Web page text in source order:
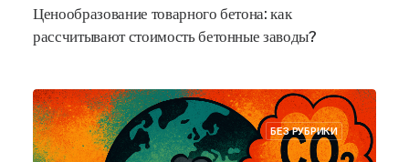
Ценообразование товарного бетона: как
рассчитывают стоимость бетонные заводы?
БЕЗ РУБРИКИ